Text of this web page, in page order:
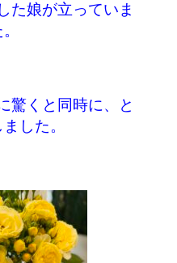
た娘が立っていま
驚くと同時に、と
した。